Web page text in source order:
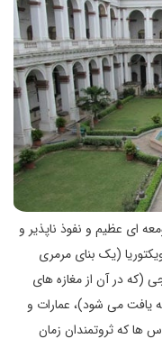
ای عظیم و نفوذ ناپذیر و
یاد بود ویکتوریا (یک بنای مرمری
(که در آن از مغازه های
یافت می شود)، عمارات و
ها که ثروتمندان زمان